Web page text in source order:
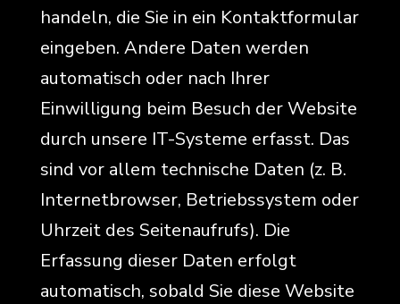
handeln, die Sie in ein Kontaktformular
eingeben. Andere Daten werden
automatisch oder nach Ihrer
Einwilligung beim Besuch der Website
durch unsere IT-Systeme erfasst. Das
sind vor allem technische Daten (z. B.
Internetbrowser, Betriebssystem oder
Uhrzeit des Seitenaufrufs). Die
Erfassung dieser Daten erfolgt
automatisch, sobald Sie diese Website